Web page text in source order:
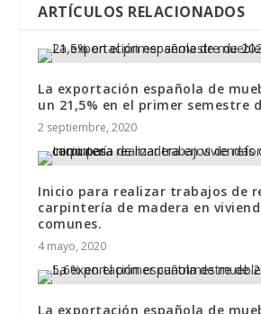
ARTÍCULOS RELACIONADOS
La exportación española de
un 21,5% en el primer semestre
2 septiembre, 2020
Inicio para realizar trabajos de
carpintería de madera en
comunes.
4 mayo, 2020
La exportación española de